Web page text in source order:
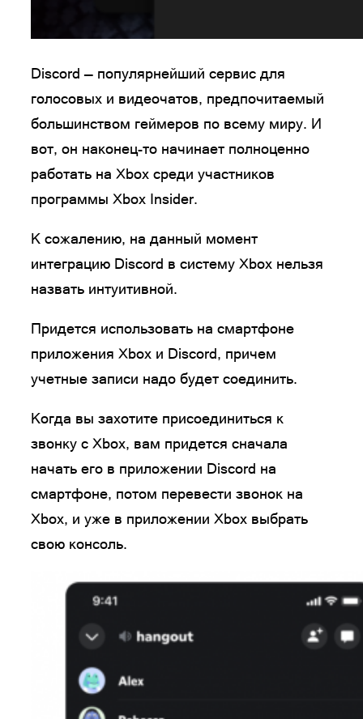
Discord — популярнейший сервис для
голосовых и видеочатов, предпочитаемый
большинством геймеров по всему миру. И
вот, он наконец-то начинает полноценно
работать на Xbox среди участников
программы Xbox Insider.
К сожалению, на данный момент
интеграцию Discord в систему Xbox нельзя
назвать интуитивной.
Придется использовать на смартфоне
приложения Xbox и Discord, причем
учетные записи надо будет соединить.
Когда вы захотите присоединиться к
звонку с Xbox, вам придется сначала
начать его в приложении Discord на
смартфоне, потом перевести звонок на
Xbox, и уже в приложении Xbox выбрать
свою консоль.